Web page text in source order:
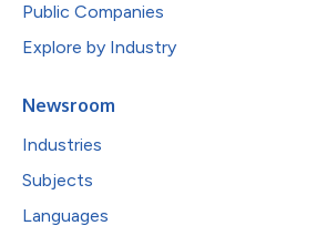
Public Companies
Explore by Industry
Newsroom
Industries
Subjects
Languages